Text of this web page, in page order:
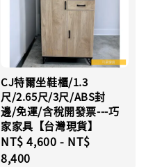
CJ特爾坐鞋櫃/1.3
尺/2.65尺/3尺/ABS封
邊/免運/含稅開發票---巧
家家具【台灣現貨】
Regular
price
NT$ 4,600 - NT$
8,400